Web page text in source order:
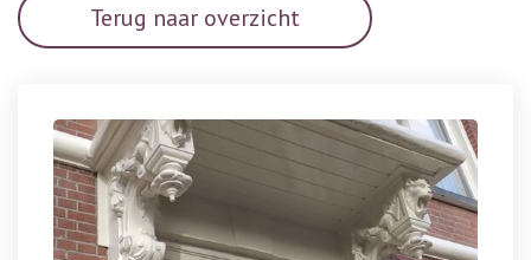
Terug naar overzicht